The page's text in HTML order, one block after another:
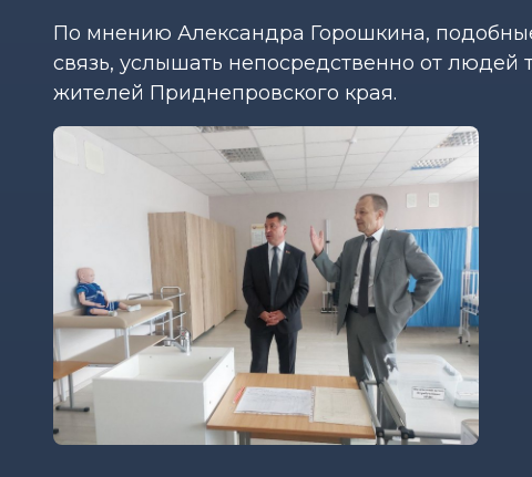
По мнению Александра Горошкина,
связь, услышать непосредственно от людей
жителей Приднепровского края.